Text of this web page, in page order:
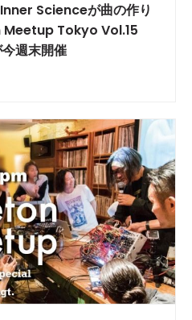
Scienceが曲の作り
Meetup Tokyo Vol.15
週末開催